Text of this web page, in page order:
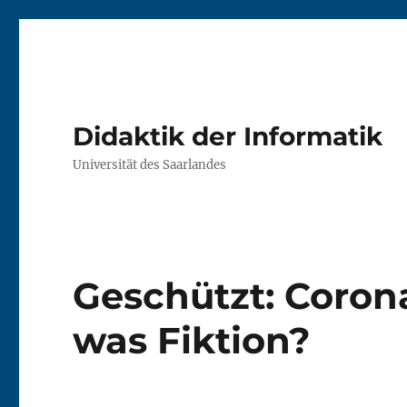
Didaktik der Informatik
Universität des Saarlandes
Geschützt:
was Fiktion?